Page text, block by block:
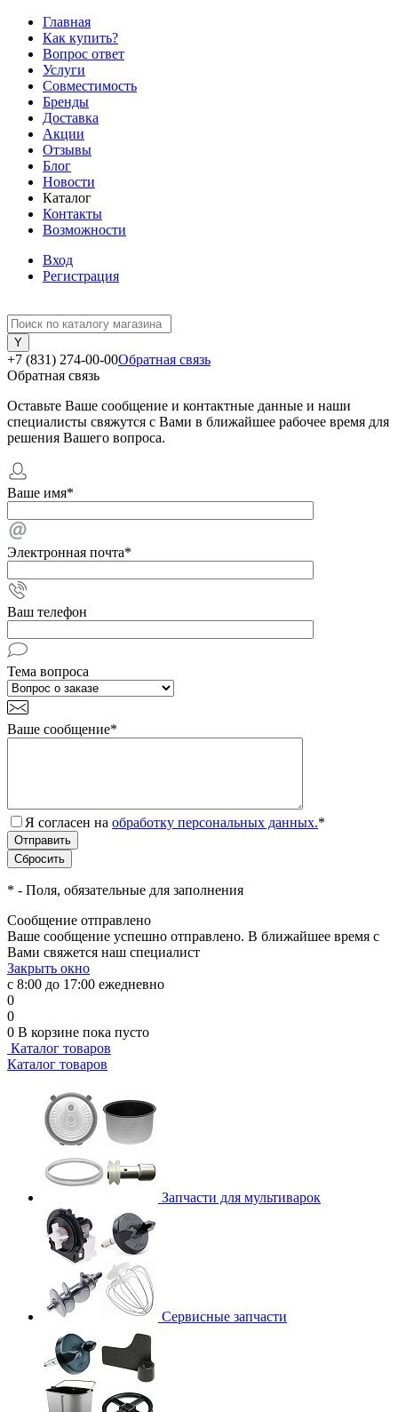
Главная
Как купить?
Вопрос ответ
Услуги
Совместимость
Бренды
Доставка
Акции
Отзывы
Блог
Новости
Каталог
Контакты
Возможности
Вход
Регистрация
+7 (831) 274-00-00Обратная связь
Обратная связь
Оставьте Ваше сообщение и контактные данные и наши
специалисты свяжутся с Вами в ближайшее рабочее время для
решения Вашего вопроса.
Ваше имя*
Электронная почта*
Ваш телефон
Тема вопроса
Ваше сообщение*
Я согласен на обработку персональных данных.*
* - Поля, обязательные для заполнения
Сообщение отправлено
Ваше сообщение успешно отправлено. В ближайшее время с
Вами свяжется наш специалист
Закрыть окно
с 8:00 до 17:00 ежедневно
0
0
0 В корзине пока пусто
Каталог товаров
Каталог товаров
Запчасти для мультиварок
Сервисные запчасти